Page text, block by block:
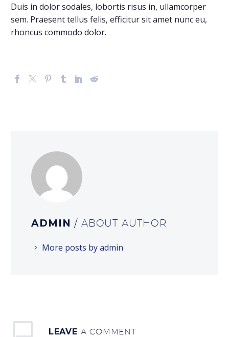
Duis in dolor sodales, lobortis risus in, ullamcorper
sem. Praesent tellus felis, efficitur sit amet nunc eu,
rhoncus commodo dolor.
ADMIN / ABOUT AUTHOR
More posts by admin
LEAVE A COMMENT